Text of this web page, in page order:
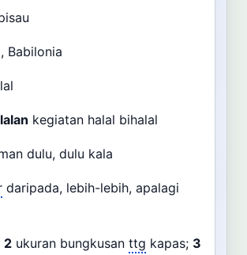
Babilonia
kegiatan halal bihalal
dulu, dulu kala
daripada, lebih-lebih, apalagi
2 ukuran bungkusan ttg kapas; 3